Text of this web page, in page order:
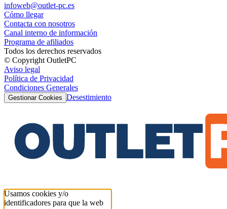
infoweb@outlet-pc.es
Cómo llegar
Contacta con nosotros
Canal interno de información
Programa de afiliados
Todos los derechos reservados
© Copyright OutletPC
Aviso legal
Política de Privacidad
Condiciones Generales
Gestionar Cookies Desestimiento
Usamos cookies y/o
identificadores para que la web